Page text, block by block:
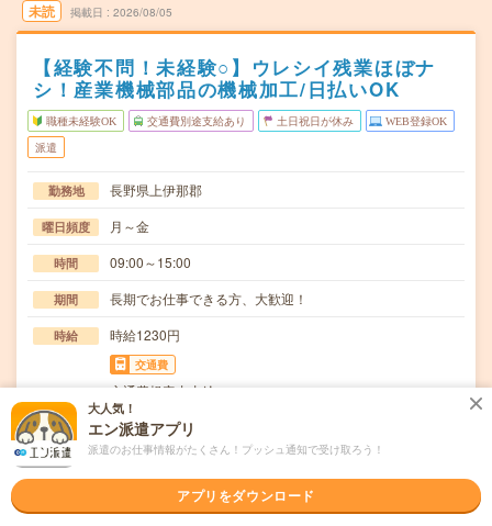
未読 掲載日 2026/08/05
【経験不問！未経験○】ウレシイ残業ほぼナ
シ！産業機械部品の機械加工/日払いOK
職種未経験OK 交通費別途支給あり 土日祝日が休み WEB登録OK
派遣
勤務地 長野県上伊那郡
曜日頻度 月～金
時間 09:00～15:00
期間 長期でお仕事できる方、大歓迎！
時給 時給1230円
交通費
交通費規定内支給
仕事内容
マシニングセンタを使用しての金属加工【取扱製品情報】
航空機部品、産業機械部品、精密機器部品≪待遇・福…
応募資格
職種未経験OK / ブランクOK / 英語力不要
◆未経験OK！〇まずは事前登録だけでもOK！履歴書不要
で気軽にオンライン登録★氏名・職種などを入力す…
大人気！
エン派遣アプリ
派遣のお仕事情報がたくさん！プッシュ通知で受け取ろう！
アプリをダウンロード